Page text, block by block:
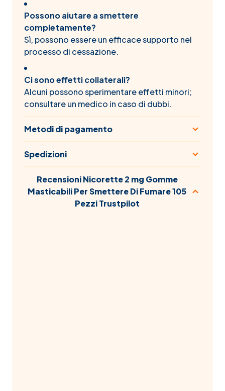
Possono aiutare a smettere
completamente?
Sì, possono essere un efficace supporto nel
processo di cessazione.
Ci sono effetti collaterali?
Alcuni possono sperimentare effetti minori;
consultare un medico in caso di dubbi.
Metodi di pagamento
Spedizioni
Recensioni Nicorette 2 mg Gomme
Masticabili Per Smettere Di Fumare 105
Pezzi Trustpilot